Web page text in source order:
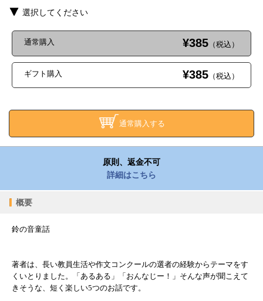
選択してください
通常購入 ¥385 （税込）
ギフト購入 ¥385 （税込）
通常購入する
原則、返金不可
詳細はこちら
概要
鈴の音童話
著者は、長い教員生活や作文コンクールの選者の経験からテーマをす
くいとりました。「あるある」「おんなじー！」そんな声が聞こえて
きそうな、短く楽しい5つのお話です。